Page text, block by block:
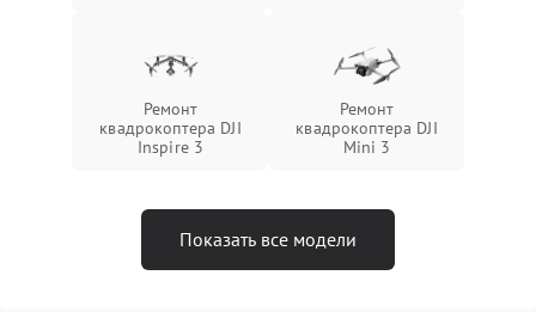
Ремонт
квадрокоптера DJI
Inspire 3
Ремонт
квадрокоптера DJI
Mini 3
Показать все модели